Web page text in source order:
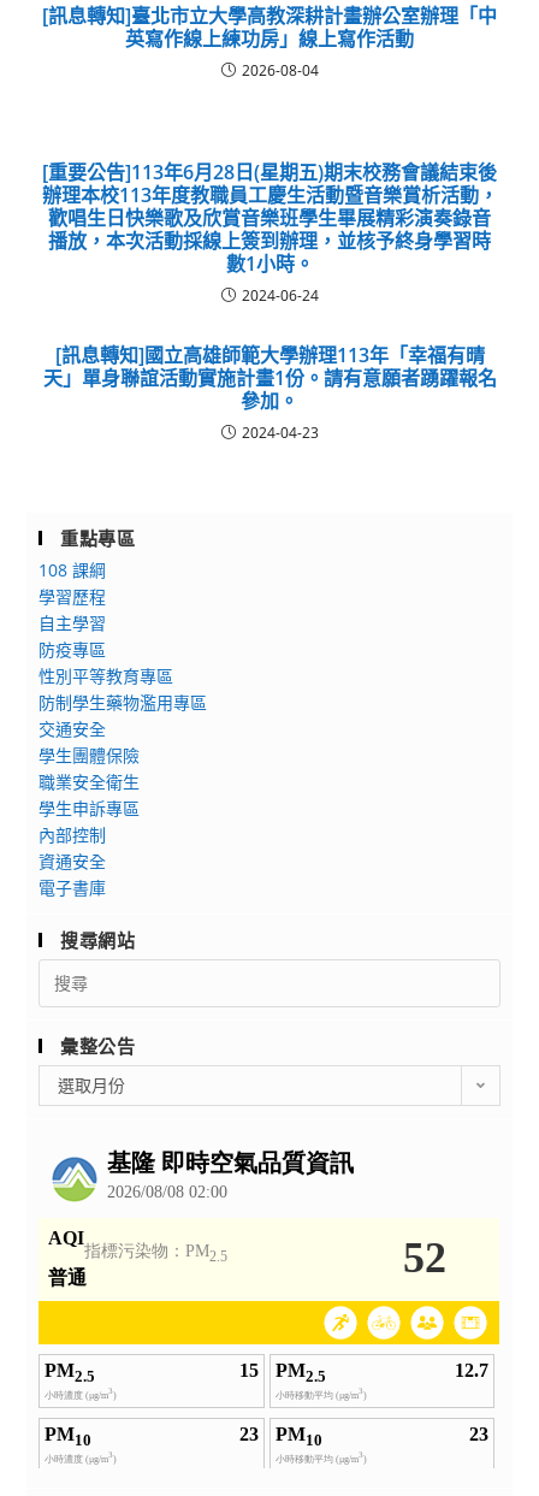
[訊息轉知]臺北市立大學高教深耕計畫辦公室辦理「中
英寫作線上練功房」線上寫作活動
2026-08-04
[重要公告]113年6月28日(星期五)期末校務會議結束後
辦理本校113年度教職員工慶生活動暨音樂賞析活動，
歡唱生日快樂歌及欣賞音樂班學生畢展精彩演奏錄音
播放，本次活動採線上簽到辦理，並核予終身學習時
數1小時。
2024-06-24
[訊息轉知]國立高雄師範大學辦理113年「幸福有晴
天」單身聯誼活動實施計畫1份。請有意願者踴躍報名
參加。
2024-04-23
重點專區
108 課綱
學習歷程
自主學習
防疫專區
性別平等教育專區
防制學生藥物濫用專區
交通安全
學生團體保險
職業安全衛生
學生申訴專區
內部控制
資通安全
電子書庫
搜尋網站
Search
for:
彙整公告
整
選取月份